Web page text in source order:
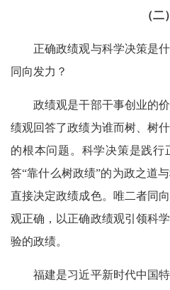
（二）
正确政绩观与科学决策是什
同向发力？
政绩观是干部干事创业的价
绩观回答了政绩为谁而树、树
的根本问题。科学决策是践行
答“靠什么树政绩”的为政之道
直接决定政绩成色。唯二者同
观正确，以正确政绩观引领科
验的政绩。
福建是习近平新时代中国特